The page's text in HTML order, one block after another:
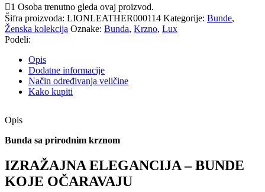
1 Osoba trenutno gleda ovaj proizvod.
Šifra proizvoda: LIONLEATHER000114 Kategorije: Bunde,
Ženska kolekcija Oznake: Bunda, Krzno, Lux
Podeli:
Opis
Dodatne informacije
Način određivanja veličine
Kako kupiti
Opis
Bunda sa prirodnim krznom
IZRAŽAJNA ELEGANCIJA – BUNDE
KOJE OČARAVAJU